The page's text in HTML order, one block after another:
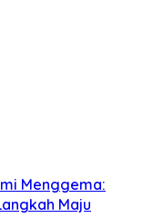
Menggema:
Maju